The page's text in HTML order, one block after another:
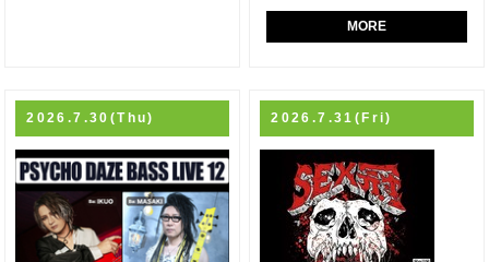
MORE
2026.7.30(Thu) 2026.7.31(Fri)